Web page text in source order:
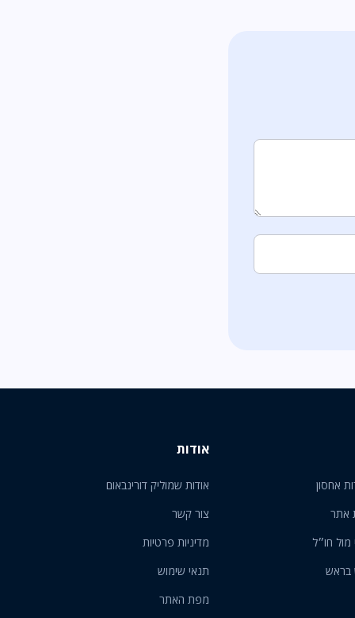
אחסון
אתר
מול חו״ל
בראש
אודות
אודות שמוליק דורינבאום
צור קשר
מדיניות פרטיות
תנאי שימוש
מפת האתר